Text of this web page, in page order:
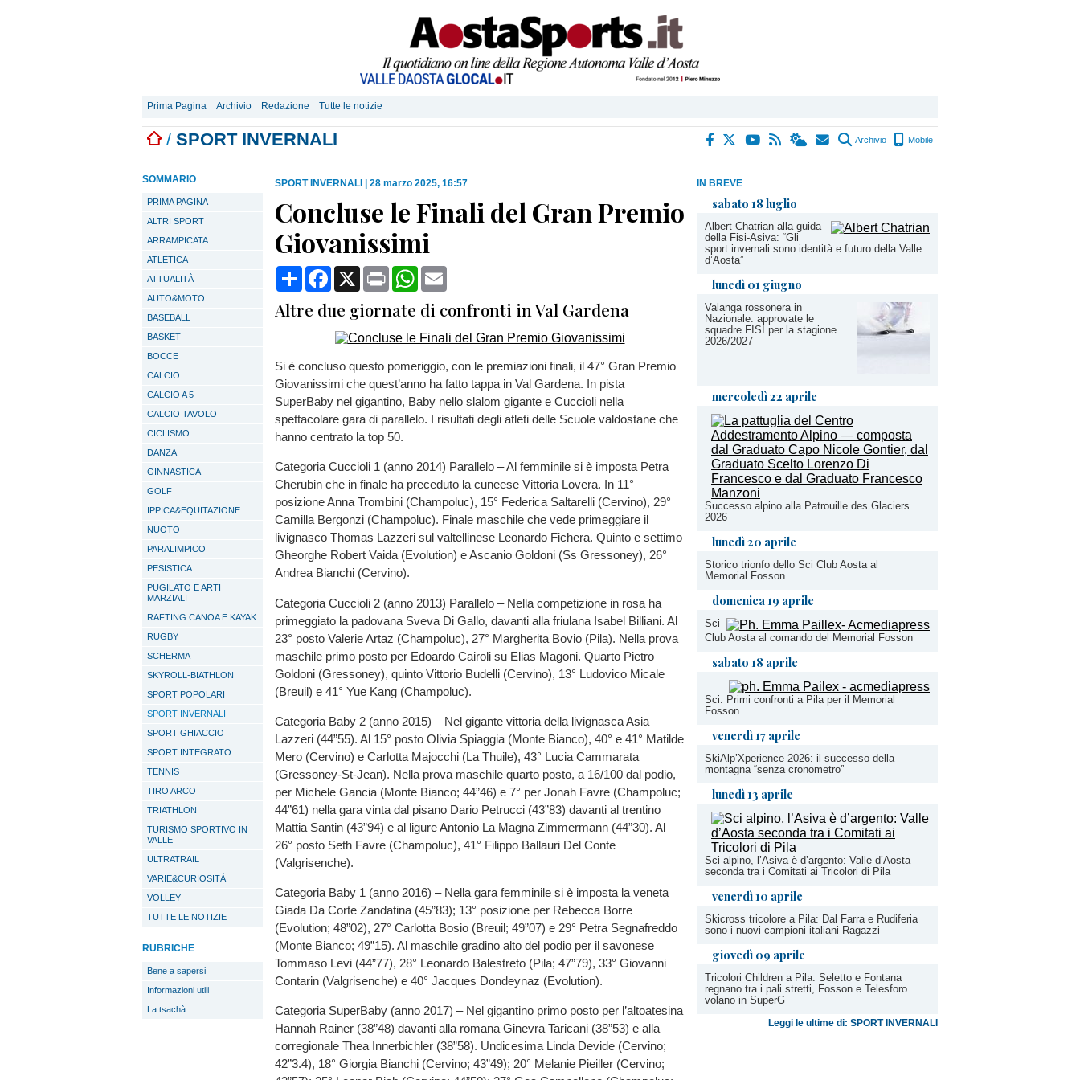
Prima Pagina Archivio Redazione Tutte le notizie
/ SPORT INVERNALI Archivio Mobile
IN BREVE
sabato 18 luglio
Albert Chatrian alla guida
della Fisi-Asiva: “Gli
sport invernali sono identità e futuro della Valle
d’Aosta”
lunedì 01 giugno
Valanga rossonera in
Nazionale: approvate le
squadre FISI per la stagione
2026/2027
mercoledì 22 aprile
Successo alpino alla Patrouille des Glaciers
2026
lunedì 20 aprile
Storico trionfo dello Sci Club Aosta al
Memorial Fosson
domenica 19 aprile
Sci
Club Aosta al comando del Memorial Fosson
sabato 18 aprile
Sci: Primi confronti a Pila per il Memorial
Fosson
venerdì 17 aprile
SkiAlp’Xperience 2026: il successo della
montagna “senza cronometro”
lunedì 13 aprile
Sci alpino, l’Asiva è d’argento: Valle d’Aosta
seconda tra i Comitati ai Tricolori di Pila
venerdì 10 aprile
Skicross tricolore a Pila: Dal Farra e Rudiferia
sono i nuovi campioni italiani Ragazzi
giovedì 09 aprile
Tricolori Children a Pila: Seletto e Fontana
regnano tra i pali stretti, Fosson e Telesforo
volano in SuperG
Leggi le ultime di: SPORT INVERNALI
SOMMARIO
PRIMA PAGINA
ALTRI SPORT
ARRAMPICATA
ATLETICA
ATTUALITÀ
AUTO&MOTO
BASEBALL
BASKET
BOCCE
CALCIO
CALCIO A 5
CALCIO TAVOLO
CICLISMO
DANZA
GINNASTICA
GOLF
IPPICA&EQUITAZIONE
NUOTO
PARALIMPICO
PESISTICA
PUGILATO E ARTI
MARZIALI
RAFTING CANOA E KAYAK
RUGBY
SCHERMA
SKYROLL-BIATHLON
SPORT POPOLARI
SPORT INVERNALI
SPORT GHIACCIO
SPORT INTEGRATO
TENNIS
TIRO ARCO
TRIATHLON
TURISMO SPORTIVO IN
VALLE
ULTRATRAIL
VARIE&CURIOSITÀ
VOLLEY
TUTTE LE NOTIZIE
RUBRICHE
Bene a sapersi
Informazioni utili
La tsachà
SPORT INVERNALI 28 marzo 2025, 16:57
Concluse le Finali del Gran Premio
Giovanissimi
CondividiFacebook
X Print WhatsApp
Altre due giornate di confronti in Val Gardena
Si è concluso questo pomeriggio, con le premiazioni finali, il 47° Gran Premio
Giovanissimi che quest’anno ha fatto tappa in Val Gardena. In pista
SuperBaby nel gigantino, Baby nello slalom gigante e Cuccioli nella
spettacolare gara di parallelo. I risultati degli atleti delle Scuole valdostane che
hanno centrato la top 50.
Categoria Cuccioli 1 (anno 2014) Parallelo – Al femminile si è imposta Petra
Cherubin che in finale ha preceduto la cuneese Vittoria Lovera. In 11°
posizione Anna Trombini (Champoluc), 15° Federica Saltarelli (Cervino), 29°
Camilla Bergonzi (Champoluc). Finale maschile che vede primeggiare il
livignasco Thomas Lazzeri sul valtellinese Leonardo Fichera. Quinto e settimo
Gheorghe Robert Vaida (Evolution) e Ascanio Goldoni (Ss Gressoney), 26°
Andrea Bianchi (Cervino).
Categoria Cuccioli 2 (anno 2013) Parallelo – Nella competizione in rosa ha
primeggiato la padovana Sveva Di Gallo, davanti alla friulana Isabel Billiani. Al
23° posto Valerie Artaz (Champoluc), 27° Margherita Bovio (Pila). Nella prova
maschile primo posto per Edoardo Cairoli su Elias Magoni. Quarto Pietro
Goldoni (Gressoney), quinto Vittorio Budelli (Cervino), 13° Ludovico Micale
(Breuil) e 41° Yue Kang (Champoluc).
Categoria Baby 2 (anno 2015) – Nel gigante vittoria della livignasca Asia
Lazzeri (44”55). Al 15° posto Olivia Spiaggia (Monte Bianco), 40° e 41° Matilde
Mero (Cervino) e Carlotta Majocchi (La Thuile), 43° Lucia Cammarata
(Gressoney-St-Jean). Nella prova maschile quarto posto, a 16/100 dal podio,
per Michele Gancia (Monte Bianco; 44”46) e 7° per Jonah Favre (Champoluc;
44”61) nella gara vinta dal pisano Dario Petrucci (43”83) davanti al trentino
Mattia Santin (43”94) e al ligure Antonio La Magna Zimmermann (44”30). Al
26° posto Seth Favre (Champoluc), 41° Filippo Ballauri Del Conte
(Valgrisenche).
Categoria Baby 1 (anno 2016) – Nella gara femminile si è imposta la veneta
Giada Da Corte Zandatina (45”83); 13° posizione per Rebecca Borre
(Evolution; 48”02), 27° Carlotta Bosio (Breuil; 49”07) e 29° Petra Segnafreddo
(Monte Bianco; 49”15). Al maschile gradino alto del podio per il savonese
Tommaso Levi (44”77), 28° Leonardo Balestreto (Pila; 47”79), 33° Giovanni
Contarin (Valgrisenche) e 40° Jacques Dondeynaz (Evolution).
Categoria SuperBaby (anno 2017) – Nel gigantino primo posto per l’altoatesina
Hannah Rainer (38”48) davanti alla romana Ginevra Taricani (38”53) e alla
corregionale Thea Innerbichler (38”58). Undicesima Linda Devide (Cervino;
42”3.4), 18° Giorgia Bianchi (Cervino; 43”49); 20° Melanie Pieiller (Cervino;